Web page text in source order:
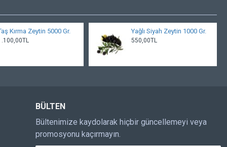
Kırma Zeytin 5000 Gr. Yağlı Siyah Zeytin 1000 Gr.
550,00TL
BÜLTEN
Bültenimize kaydolarak hiçbir güncellemeyi veya
promosyonu kaçırmayın.